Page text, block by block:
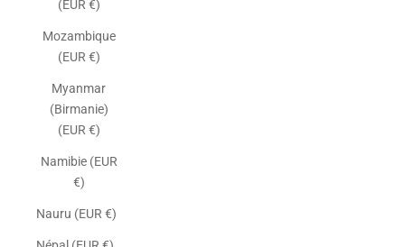
(EUR €)
Mozambique
(EUR €)
Myanmar
(Birmanie)
(EUR €)
Namibie (EUR
€)
Nauru (EUR €)